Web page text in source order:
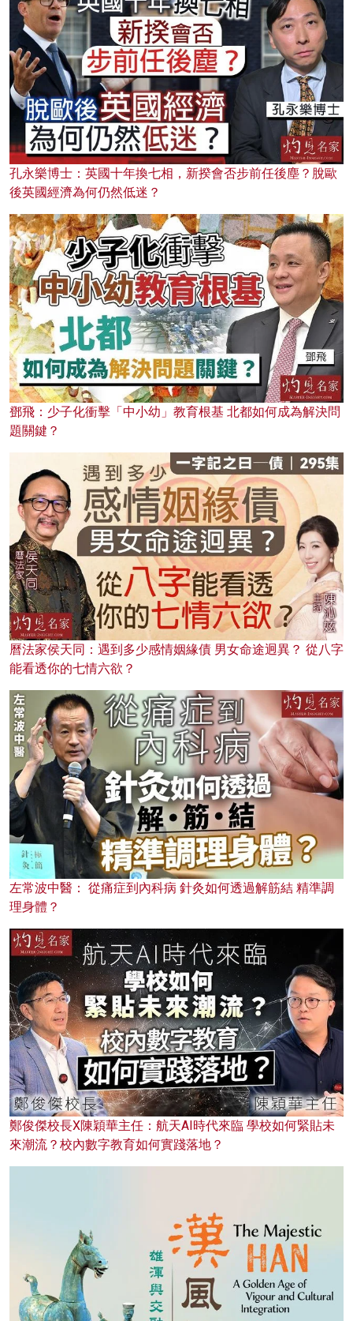
孔永樂博士：英國十年換七相，新揆會否步前任後塵？脫歐
後英國經濟為何仍然低迷？
鄧飛：少子化衝擊「中小幼」教育根基 北都如何成為解決問
題關鍵？
曆法家侯天同：遇到多少感情姻緣債 男女命途迥異？ 從八字
能看透你的七情六欲？
左常波中醫： 從痛症到內科病 針灸如何透過解筋結 精準調
理身體？
鄭俊傑校長X陳穎華主任：航天AI時代來臨 學校如何緊貼未
來潮流？校內數字教育如何實踐落地？